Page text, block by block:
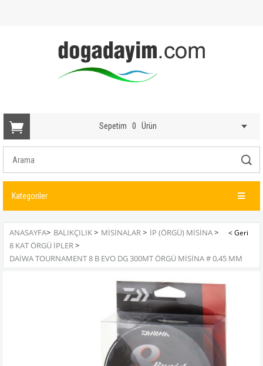
Sepetim 0 Ürün
Kategoriler
ANASAYFA> BALIKÇILIK> MISINALAR> İP (ÖRGÜ) MISINA>
8 KAT ÖRGÜ İPLER>
DAIWA TOURNAMENT 8 B EVO DG 300MT ÖRGÜ MISINA # 0,45 MM